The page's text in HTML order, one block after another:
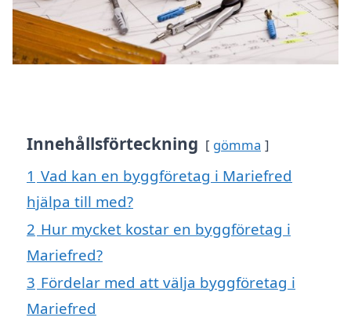
Innehållsförteckning gömma
1 Vad kan en byggföretag i Mariefred
hjälpa till med?
2 Hur mycket kostar en byggföretag i
Mariefred?
3 Fördelar med att välja byggföretag i
Mariefred